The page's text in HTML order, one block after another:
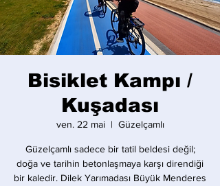
Bisiklet Kampı /
Kuşadası
ven. 22 mai
  |
Güzelçamlı
Güzelçamlı sadece bir tatil beldesi değil;
doğa ve tarihin betonlaşmaya karşı direndiği
bir kaledir. Dilek Yarımadası Büyük Menderes